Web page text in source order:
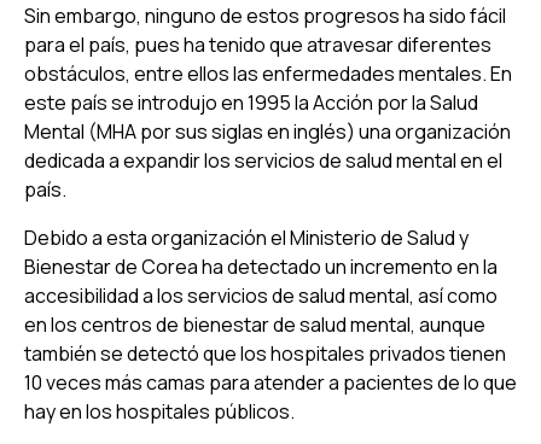
Sin embargo, ninguno de estos progresos ha sido fácil
para el país, pues ha tenido que atravesar diferentes
obstáculos, entre ellos las enfermedades mentales. En
este país se introdujo en 1995 la Acción por la Salud
Mental (MHA por sus siglas en inglés) una organización
dedicada a expandir los servicios de salud mental en el
país.
Debido a esta organización el Ministerio de Salud y
Bienestar de Corea ha detectado un incremento en la
accesibilidad a los servicios de salud mental, así como
en los centros de bienestar de salud mental, aunque
también se detectó que los hospitales privados tienen
10 veces más camas para atender a pacientes de lo que
hay en los hospitales públicos.